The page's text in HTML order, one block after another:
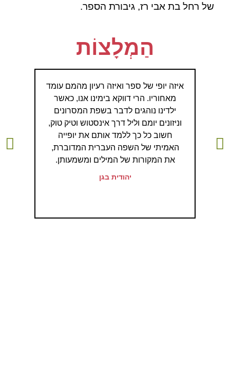
של רחל בת אבי רז, גיבורת הספר.
הַמְלָצוֹת
איזה יופי של ספר ואיזה רעיון מהמם עומד
מאחוריו. הרי דווקא בימינו אנו, כאשר
ילדינו נוהגים לדבר בשפת המסרונים
וניזונים יומם וליל דרך אינסטוש וטיק טוק,
חשוב כל כך ללמד אותם את יופייה
האמיתי של השפה העברית המדוברת,
את המקורות של המילים ומשמעותן.
יהודית בגן